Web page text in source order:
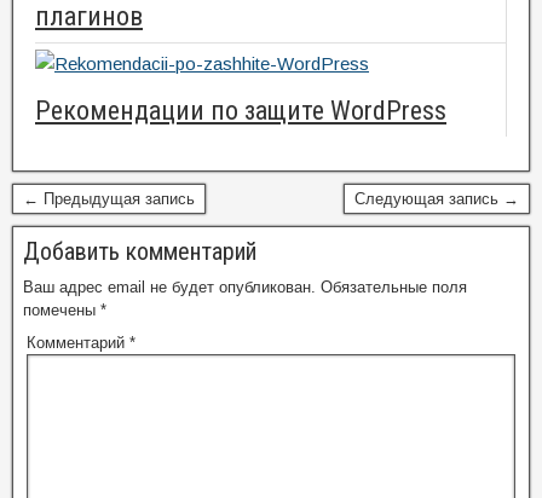
плагинов
Рекомендации по защите WordPress
← Предыдущая запись Следующая запись →
Добавить комментарий
Ваш адрес email не будет опубликован. Обязательные поля
помечены *
Комментарий *